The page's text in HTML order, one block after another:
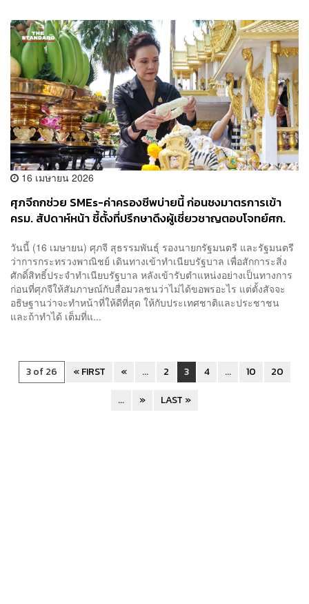
16 เมษายน 2026
​ศุภจีถกช่วย SMEs-ค่าครองชีพบ่ายนี้ ก่อนชงมาตรการเข้า
ครม. สัปดาห์หน้า ชี้ตั้งที่ปรึกษาดึงผู้เชี่ยวชาญตอบโจทย์ศก.
วันนี้ (16 เมษายน) ศุภจี สุธรรมพันธุ์ รองนายกรัฐมนตรี และรัฐมนตรี
ว่าการกระทรวงพาณิชย์ เดินทางเข้าทำเนียบรัฐบาล เพื่อสักการะสิ่ง
ศักดิ์สิทธิ์ประจำทำเนียบรัฐบาล หลังเข้ารับตำแหน่งอย่างเป็นทางการ
ก่อนที่ศุภจีให้สัมภาษณ์กับสื่อมวลชนว่าไม่ได้ขอพรอะไร แต่ตั้งสัจจะ
อธิษฐานว่าจะทำหน้าที่ให้ดีที่สุด ให้กับประเทศชาติและประชาชน
และถ้าทำได้ เต็มที่แ...
3 of 26 « FIRST « ... 2 3 4 ... 10
20
...
» LAST »